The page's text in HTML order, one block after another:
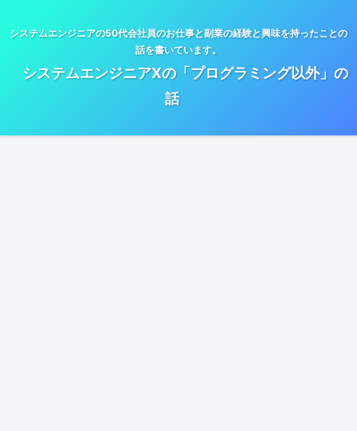
システムエンジニアの50代会社員のお仕事と副業の経験と興味を持ったことの
話を書いています。
システムエンジニアXの「プログラミング以外」の
話